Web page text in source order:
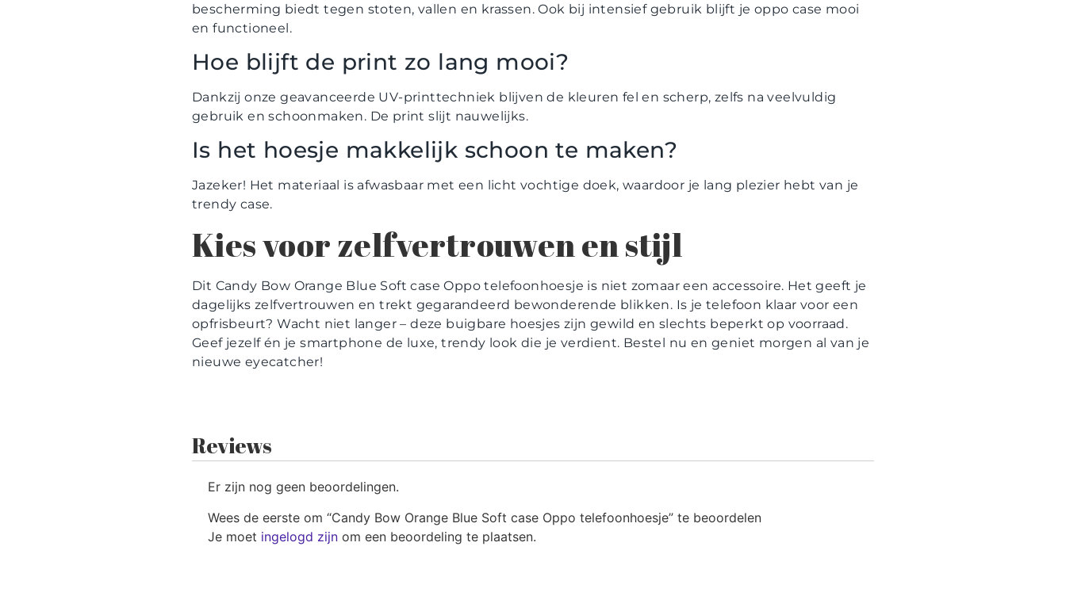
bescherming biedt tegen stoten, vallen en krassen. Ook bij intensief gebruik blijft je oppo case mooi
en functioneel.
Hoe blijft de print zo lang mooi?
Dankzij onze geavanceerde UV-printtechniek blijven de kleuren fel en scherp, zelfs na veelvuldig
gebruik en schoonmaken. De print slijt nauwelijks.
Is het hoesje makkelijk schoon te maken?
Jazeker! Het materiaal is afwasbaar met een licht vochtige doek, waardoor je lang plezier hebt van je
trendy case.
Kies voor zelfvertrouwen en stijl
Dit Candy Bow Orange Blue Soft case Oppo telefoonhoesje is niet zomaar een accessoire. Het geeft je
dagelijks zelfvertrouwen en trekt gegarandeerd bewonderende blikken. Is je telefoon klaar voor een
opfrisbeurt? Wacht niet langer – deze buigbare hoesjes zijn gewild en slechts beperkt op voorraad.
Geef jezelf én je smartphone de luxe, trendy look die je verdient. Bestel nu en geniet morgen al van je
nieuwe eyecatcher!
Reviews
Er zijn nog geen beoordelingen.
Wees de eerste om “Candy Bow Orange Blue Soft case Oppo telefoonhoesje” te beoordelen
Je moet ingelogd zijn om een beoordeling te plaatsen.